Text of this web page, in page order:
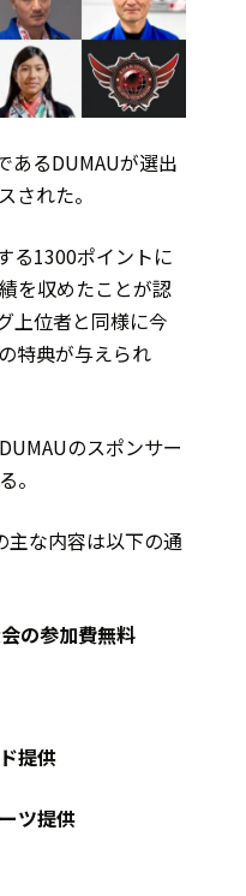
あるDUMAUが選出
された。
る1300ポイントに
を収めたことが認
上位者と同様に今
特典が与えられ
のスポンサー
。
主な内容は以下の通
の参加費無料
提供
ツ提供